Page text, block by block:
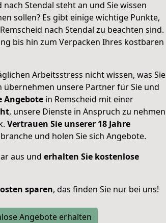
Stendal steht an und Sie wissen
sollen? Es gibt einige wichtige Punkte,
nach Stendal zu beachten sind.
bis hin zum Verpacken Ihres kostbaren
Arbeitsstress nicht wissen, was Sie
übernehmen unsere Partner für Sie und
Angebote in Remscheid mit einer
, unsere Dienste in Anspruch zu nehmen
Vertrauen Sie unserer 18 Jahre
und holen Sie sich Angebote.
aus und erhalten Sie kostenlose
sparen, das finden Sie nur bei uns!
Angebote erhalten